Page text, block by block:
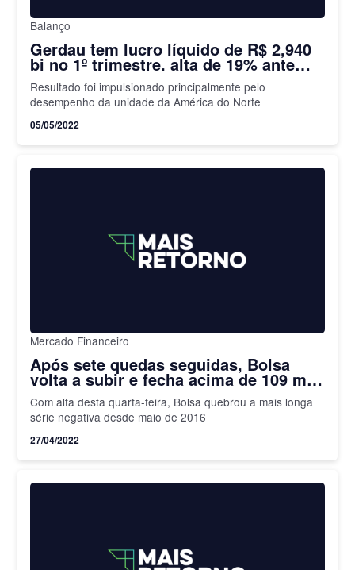
Balanço
Gerdau tem lucro líquido de R$ 2,940
bi no 1º trimestre, alta de 19% ante
2021
Resultado foi impulsionado principalmente pelo
desempenho da unidade da América do Norte
05/05/2022
Mercado Financeiro
Após sete quedas seguidas, Bolsa
volta a subir e fecha acima de 109 mil
pontos
Com alta desta quarta-feira, Bolsa quebrou a mais longa
série negativa desde maio de 2016
27/04/2022